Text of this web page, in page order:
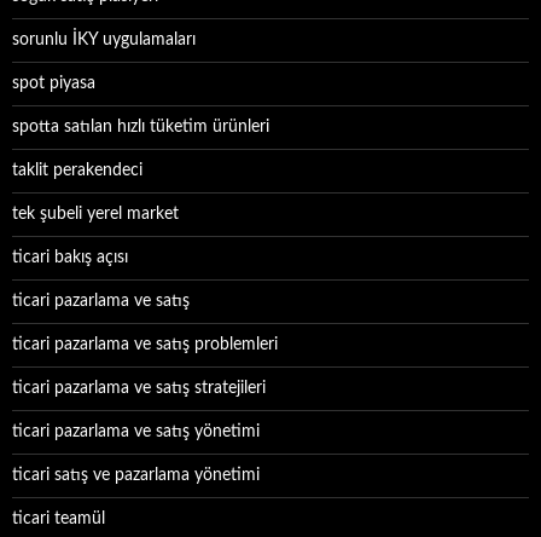
sorunlu İKY uygulamaları
spot piyasa
spotta satılan hızlı tüketim ürünleri
taklit perakendeci
tek şubeli yerel market
ticari bakış açısı
ticari pazarlama ve satış
ticari pazarlama ve satış problemleri
ticari pazarlama ve satış stratejileri
ticari pazarlama ve satış yönetimi
ticari satış ve pazarlama yönetimi
ticari teamül